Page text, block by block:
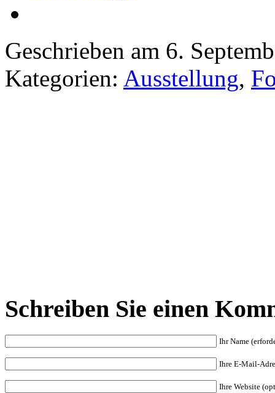
Geschrieben am 6.
Kategorien: Ausstellung,
Schreiben Sie einen
Ihr Name
Ihre E-Mail-
Ihre Website